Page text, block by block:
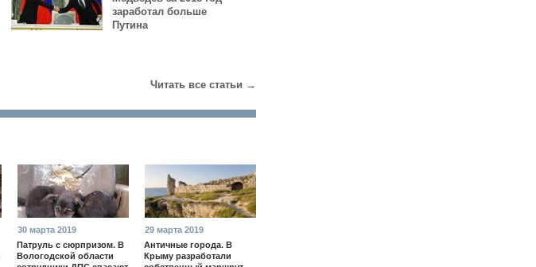
заработал больше
Путина
Читать все статьи →
30 марта 2019
Патруль с сюрпризом. В
Вологодской области
29 марта 2019
Античные города. В
Крыму разработали